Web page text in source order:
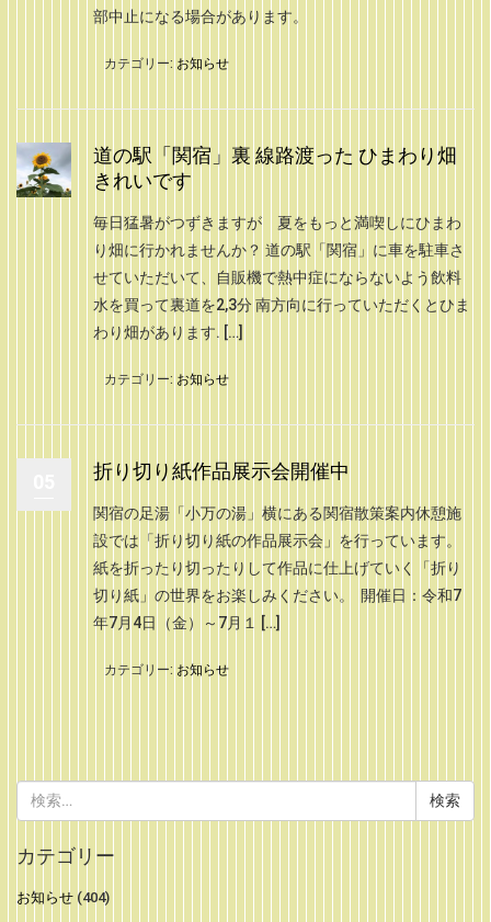
部中止になる場合があります。
カテゴリー: お知らせ
道の駅「関宿」裏 線路渡った ひまわり畑
きれいです
毎日猛暑がつずきますが 夏をもっと満喫しにひまわ
り畑に行かれませんか？ 道の駅「関宿」に車を駐車さ
せていただいて、自販機で熱中症にならないよう飲料
水を買って裏道を2,3分 南方向に行っていただくとひま
わり畑があります. […]
カテゴリー: お知らせ
折り切り紙作品展示会開催中
関宿の足湯「小万の湯」横にある関宿散策案内休憩施
設では「折り切り紙の作品展示会」を行っています。
紙を折ったり切ったりして作品に仕上げていく「折り
切り紙」の世界をお楽しみください。 開催日：令和7
年7月4日（金）～7月１ […]
カテゴリー: お知らせ
索:
カテゴリー
お知らせ (404)